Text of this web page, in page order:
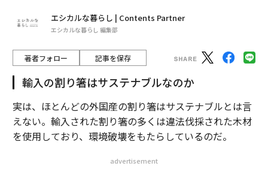
エシカルな暮らし | Contents Partner
エシカルな暮らし 編集部
著者フォロー 記事を保存
輸入の割り箸はサステナブルなのか
実は、ほとんどの外国産の割り箸はサステナブルとは言
えない。輸入された割り箸の多くは違法伐採された木材
を使用しており、環境破壊をもたらしているのだ。
advertisement